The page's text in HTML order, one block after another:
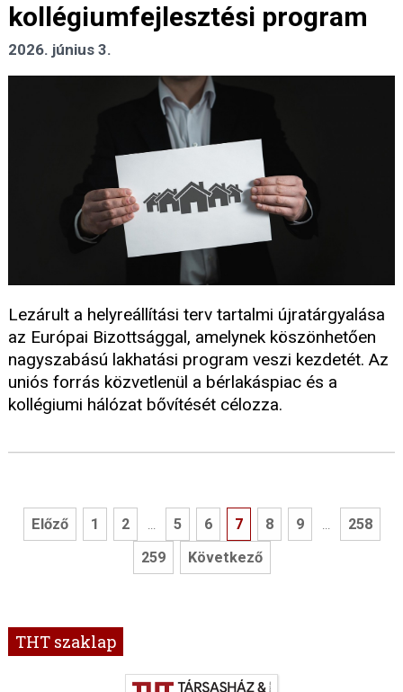
kollégiumfejlesztési program
2026. június 3.
Lezárult a helyreállítási terv tartalmi újratárgyalása
az Európai Bizottsággal, amelynek köszönhetően
nagyszabású lakhatási program veszi kezdetét. Az
uniós forrás közvetlenül a bérlakáspiac és a
kollégiumi hálózat bővítését célozza.
Előző 1 2 ... 5 6 7 8 9 ...
258
259
Következő
THT szaklap